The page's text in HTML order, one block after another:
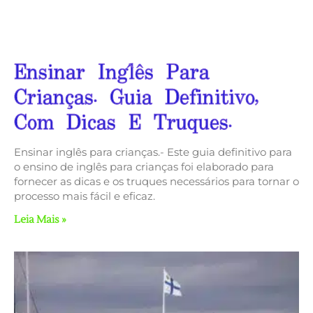
Ensinar Inglês Para
Crianças. Guia Definitivo,
Com Dicas E Truques.
Ensinar inglês para crianças.- Este guia definitivo para
o ensino de inglês para crianças foi elaborado para
fornecer as dicas e os truques necessários para tornar o
processo mais fácil e eficaz.
Leia Mais »